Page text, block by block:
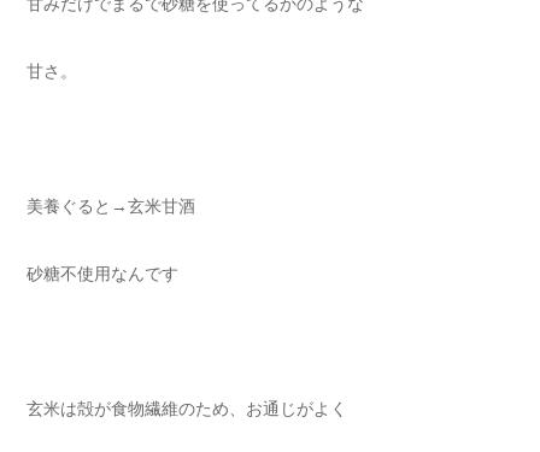
甘さ。
美養ぐると→玄米甘酒
砂糖不使用なんです
玄米は殻が食物繊維のため、お通じがよく